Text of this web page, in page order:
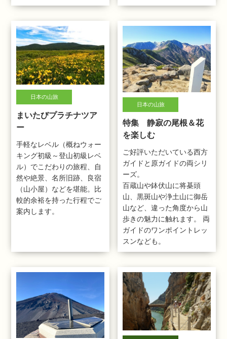
日本の山旅
まいたびプラチナツア
ー
手軽なレベル（概ねウォー
キング初級～登山初級レベ
ル）でこだわりの旅程、自
然や絶景、名所旧跡、良宿
（山小屋）などを堪能。比
較的余裕を持った行程でご
案内します。
日本の山旅
特集 静寂の尾根＆花
を楽しむ
ご好評いただいている西方
ガイドと原ガイドの両シリ
ーズ。
百蔵山や鉢伏山に将棊頭
山、黒斑山や浄土山に御岳
山など、違った角度から山
歩きの魅力に触れます。 両
ガイドのワンポイントレッ
スンなども。